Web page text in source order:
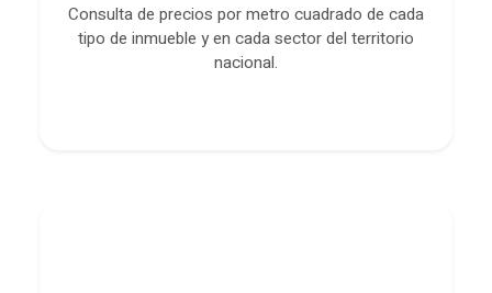
Consulta de precios por metro cuadrado de cada
tipo de inmueble y en cada sector del territorio
nacional.